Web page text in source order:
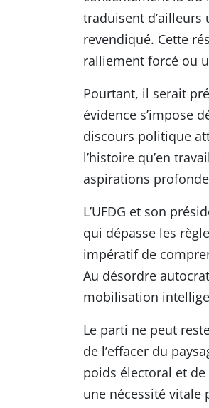
traduisent
revendiqué. Cette
ralliement forcé ou
Pourtant, il serait
évidence s’impose
discours politique
l’histoire qu’en
aspirations
L’UFDG et son
qui dépasse les
impératif de
Au désordre
mobilisation
Le parti ne peut
de l’effacer du
poids électoral et
une nécessité vitale